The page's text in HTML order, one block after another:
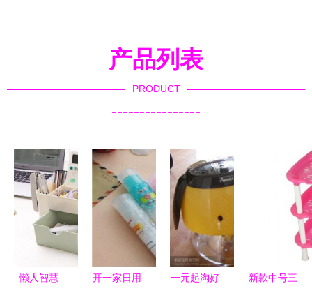
产品列表
PRODUCT
----------------
懒人智慧
开一家日用
一元起淘好
新款中号三